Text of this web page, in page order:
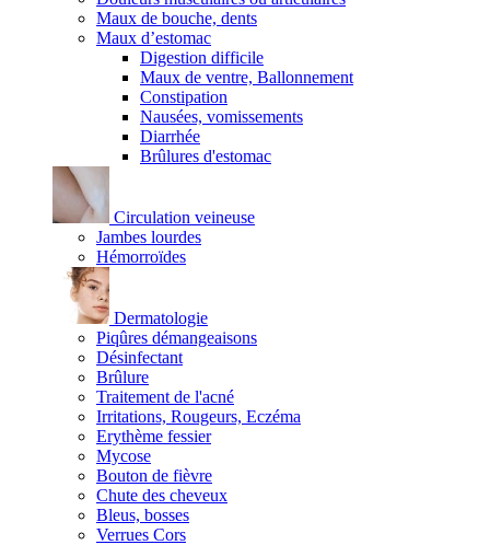
Maux de bouche, dents
Maux d’estomac
Digestion difficile
Maux de ventre, Ballonnement
Constipation
Nausées, vomissements
Diarrhée
Brûlures d'estomac
Circulation veineuse
Jambes lourdes
Hémorroïdes
Dermatologie
Piqûres démangeaisons
Désinfectant
Brûlure
Traitement de l'acné
Irritations, Rougeurs, Eczéma
Erythème fessier
Mycose
Bouton de fièvre
Chute des cheveux
Bleus, bosses
Verrues Cors